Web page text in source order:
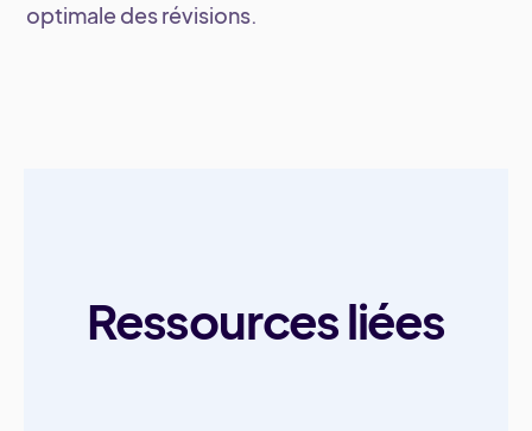
optimale des révisions.
Ressources liées